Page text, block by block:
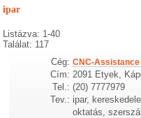
ipar
Listázva: 1-40
Találat: 117
Cég: CNC-
Cím: 2091 Etyek,
Tel.: (20) 7777979
Tev.: ipar,
oktatás,